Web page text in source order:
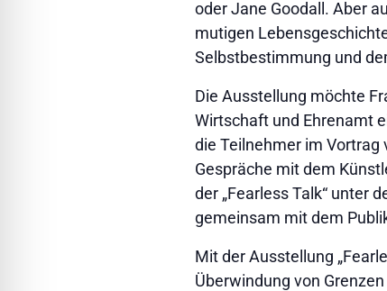
oder Jane Goodall. Aber
mutigen
Selbstbestimmung und
Die Ausstellung möchte
Wirtschaft und Ehrenamt
die Teilnehmer im Vortrag
Gespräche mit dem
der „Fearless Talk“ unter
gemeinsam mit dem
Mit der Ausstellung
Überwindung von